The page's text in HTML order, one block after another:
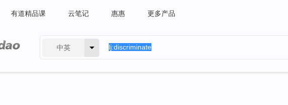
有道精品课 云笔记 惠惠 更多产品
中英